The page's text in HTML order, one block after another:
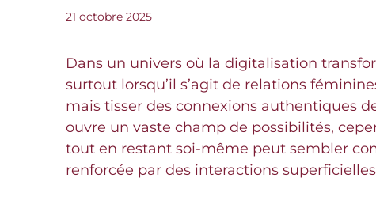
21 octobre 2025
Dans un univers où la digitalisation
surtout lorsqu’il s’agit de relations
mais tisser des connexions authentiques
ouvre un vaste champ de possibilités,
tout en restant soi-même peut sembler
renforcée par des interactions